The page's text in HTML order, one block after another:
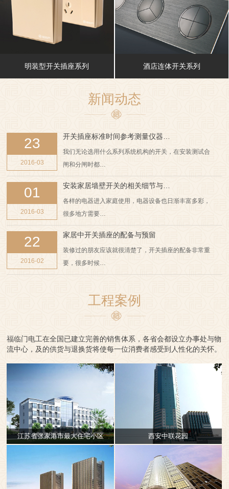
明装型开关插座系列 酒店连体开关系列
新闻动态
23
2016-03
开关插座标准时间参考测量仪器…
我们无论选用什么系列系统机构的开关，在安装测试合
闸和分闸时都…
01
2016-03
安装家居墙壁开关的相关细节与…
各样的电器进入家庭使用，电器设备也日渐丰富多彩，
很多地方需要…
22
2016-02
家居中开关插座的配备与预留
装修过的朋友应该就很清楚了，开关插座的配备非常重
要，很多时候…
工程案例
福临门电工在全国已建立完善的销售体系，各省会都设立办事处与物
流中心，及的供货与退换货将使每一位消费者感受到人性化的关怀。
江苏省张家港市最大住宅小区 西安中联花园